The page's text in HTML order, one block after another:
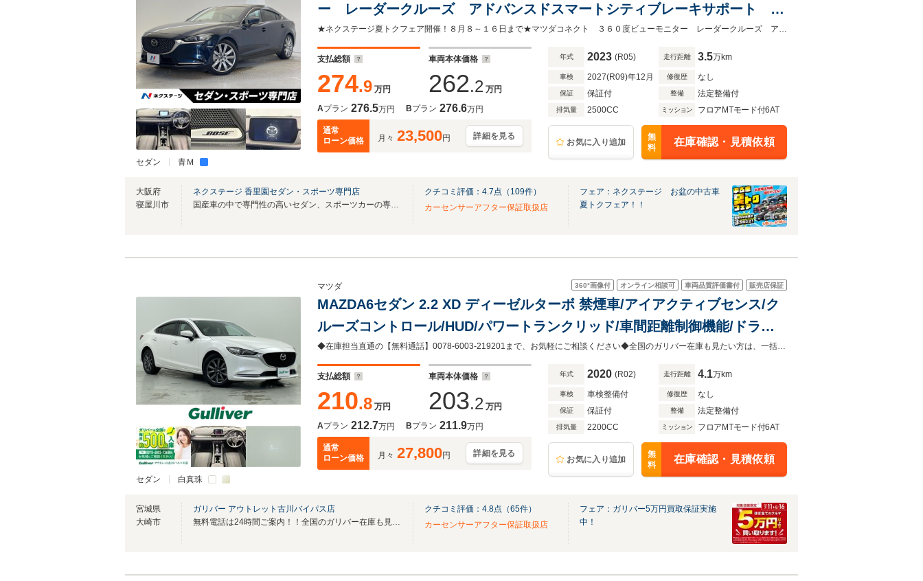
セダン 青Ｍ
ー レーダークルーズ アドバンスドスマートシティブレーキサポート 全
席シートヒーター 前席シートエアコン メモリー機能付きパワーシート
純正19インチアルミ
★ネクステージ夏トクフェア開催！８月８～１６日まで★マツダコネクト ３６０度ビューモニター レーダークルーズ アドバンスドスマートシティブレーキサポート
支払総額
274.9 万円
車両本体価格
262.2 万円
Aプラン 276.5万円 Bプラン 276.6万円
通常
ローン価格
月々 23,500円 詳細を見る
年式 2023 (R05) 走行距離 3.5万km
車検 2027(R09)年12月 修復歴 なし
保証 保証付 整備 法定整備付
排気量 2500CC ミッション フロアMTモード付6AT
お気に入り追加
無
料
在庫確認・見積依頼
大阪府
寝屋川市
ネクステージ 香里園セダン・スポーツ専門店
国産車の中で専門性の高いセダン、スポーツカーの専門店です！
クチコミ評価： 4.7点（ 109件）
カーセンサーアフター保証取扱店
フェア：ネクステージ お盆の中古車
夏トクフェア！！
セダン 白真珠
360°画像付 オンライン相談可 車両品質評価書付 販売店保証
マツダ
MAZDA6セダン 2.2 XD ディーゼルターボ 禁煙車/アイアクティブセンス/ク
ルーズコントロール/HUD/パワートランクリッド/車間距離制御機能/ドライ
ブレコーダー/ETC/純正8.8型マツダコネクトナビ/フルセグTV/パドルシフト/
純正17インチアルミホイール
◆在庫担当直通の【無料通話】0078-6003-219201まで、お気軽にご相談ください◆全国のガリバー在庫も見たい方は、一括照会が可能です！
支払総額
210.8 万円
車両本体価格
203.2 万円
Aプラン 212.7万円 Bプラン 211.9万円
通常
ローン価格
月々 27,800円 詳細を見る
年式 2020 (R02) 走行距離 4.1万km
車検 車検整備付 修復歴 なし
保証 保証付 整備 法定整備付
排気量 2200CC ミッション フロアMTモード付6AT
お気に入り追加
無
料
在庫確認・見積依頼
宮城県
大崎市
ガリバー アウトレット古川バイパス店
無料電話は24時間ご案内！！全国のガリバー在庫も見たい方は一括照会が可能です！
クチコミ評価： 4.8点（65件）
カーセンサーアフター保証取扱店
フェア：ガリバー5万円買取保証実施
中！